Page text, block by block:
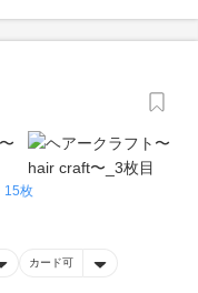
15枚
カード可